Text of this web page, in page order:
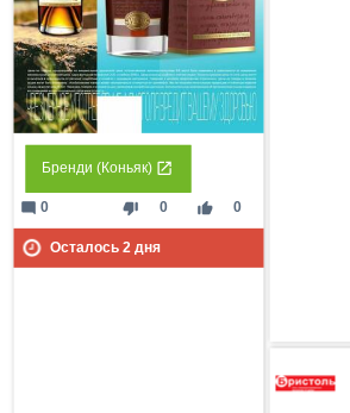
Бренди (Коньяк)
thumb_down 0 thumb_up 0
mode_comment 0
Осталось 2 дня